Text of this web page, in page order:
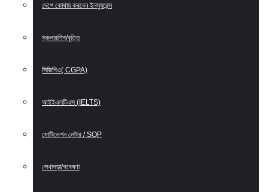
দেশে কোথায় করবেন ইনস্যুরেন্স
স্কলারশিপ/বৃত্তি
সিজিপিএ( CGPA)
আইইএলটিএস (IELTS)
মোটিভেশন লেটার / SOP
লেখাপড়া/গবেষণা